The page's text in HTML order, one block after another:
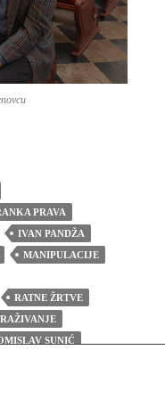
PILIĆ S
PRAVA
IVAN PANDŽA
MANIPULACIJE
RATNE ŽRTVE
SUNIĆ